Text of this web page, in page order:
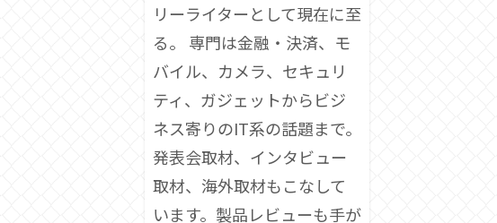
リーライターとして現在に至
る。 専門は金融・決済、モ
バイル、カメラ、セキュリ
ティ、ガジェットからビジ
ネス寄りのIT系の話題まで。
発表会取材、インタビュー
取材、海外取材もこなして
います。製品レビューも手が